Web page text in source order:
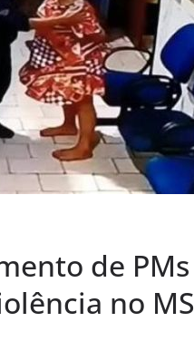
de PMs
no MS